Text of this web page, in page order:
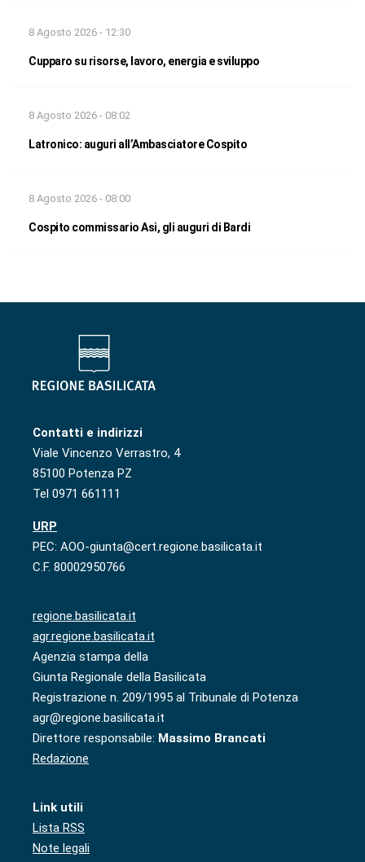
8 Agosto 2026 - 12:30
Cupparo su risorse, lavoro, energia e sviluppo
8 Agosto 2026 - 08:02
Latronico: auguri all’Ambasciatore Cospito
8 Agosto 2026 - 08:00
Cospito commissario Asi, gli auguri di Bardi
Contatti e indirizzi
Viale Vincenzo Verrastro, 4
85100 Potenza PZ
Tel 0971 661111
URP
PEC: AOO-giunta@cert.regione.basilicata.it
C.F. 80002950766
regione.basilicata.it
agr.regione.basilicata.it
Agenzia stampa della
Giunta Regionale della Basilicata
Registrazione n. 209/1995 al Tribunale di Potenza
agr@regione.basilicata.it
Direttore responsabile: Massimo Brancati
Redazione
Link utili
Lista RSS
Note legali